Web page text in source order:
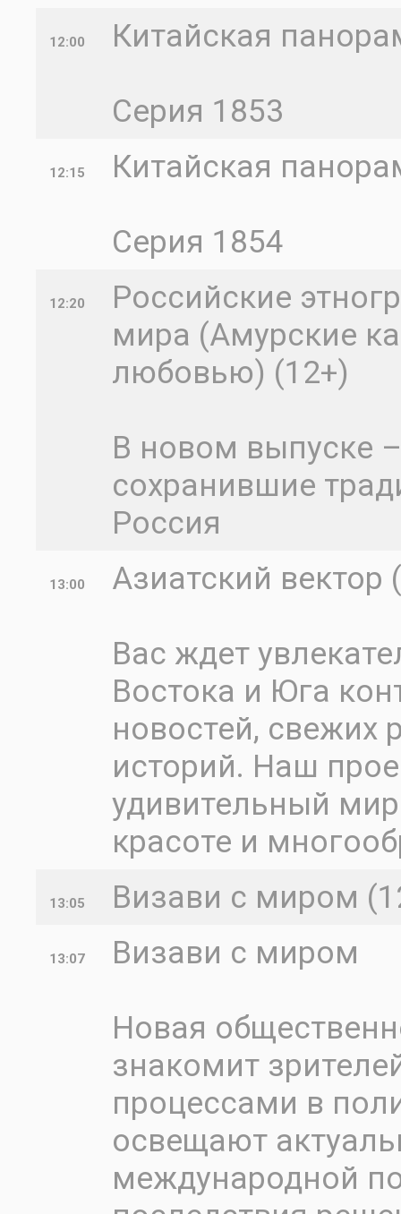
12:00
Китайская
Серия 1853
12:15
Китайская
Серия 1854
12:20
Российские
мира (Амурские
любовью) (12+)
В новом выпуске
сохранившие
Россия
13:00
Азиатский вектор
Вас ждет
Востока и Юга
новостей, свежих
историй. Наш
удивительный
красоте и
13:05 Визави с миром
13:07
Визави с миром
Новая
знакомит
процессами в
освещают
международной